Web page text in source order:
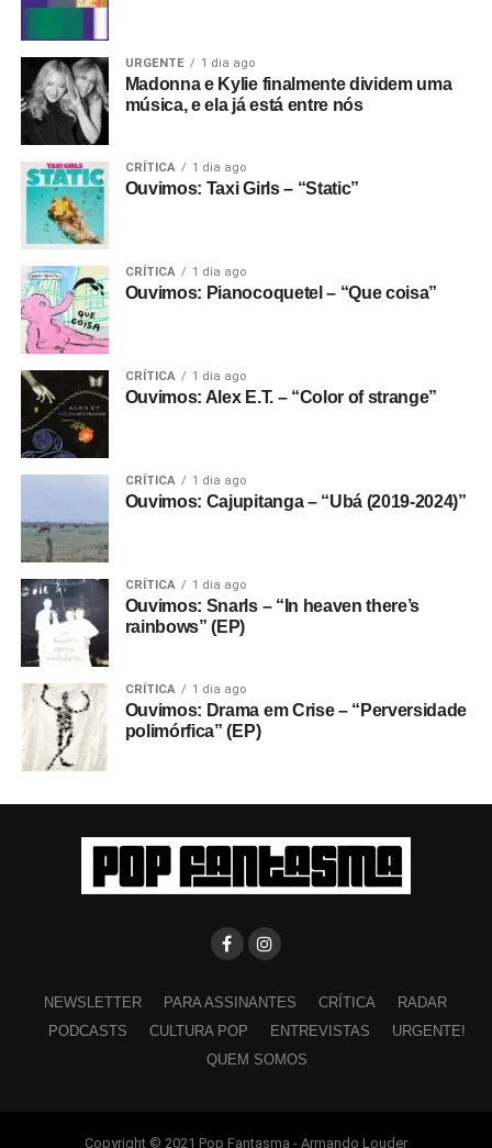
URGENTE 1 dia ago
Madonna e Kylie finalmente dividem uma
música, e ela já está entre nós
CRÍTICA 1 dia ago
Ouvimos: Taxi Girls – “Static”
CRÍTICA 1 dia ago
Ouvimos: Pianocoquetel – “Que coisa”
CRÍTICA 1 dia ago
Ouvimos: Alex E.T. – “Color of strange”
CRÍTICA 1 dia ago
Ouvimos: Cajupitanga – “Ubá (2019-2024)”
CRÍTICA 1 dia ago
Ouvimos: Snarls – “In heaven there’s
rainbows” (EP)
CRÍTICA 1 dia ago
Ouvimos: Drama em Crise – “Perversidade
polimórfica” (EP)
NEWSLETTER PARA ASSINANTES CRÍTICA
RADAR
PODCASTS
CULTURA POP ENTREVISTAS
URGENTE!
QUEM SOMOS
Copyright © 2021 Pop Fantasma - Armando Louder